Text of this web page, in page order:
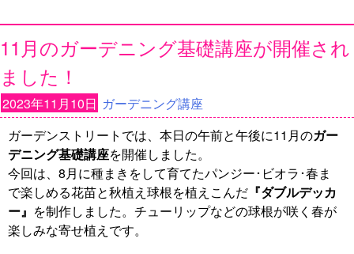
11月のガーデニング基礎講座が開催され
ました！
2023年11月10日 ガーデニング講座
ガーデンストリートでは、本日の午前と午後に11月のガー
デニング基礎講座を開催しました。
今回は、8月に種まきをして育てたパンジー･ビオラ･春ま
で楽しめる花苗と秋植え球根を植えこんだ 『ダブルデッカ
ー』 を制作しました。チューリップなどの球根が咲く春が
楽しみな寄せ植えです。